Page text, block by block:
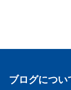
ブログについ